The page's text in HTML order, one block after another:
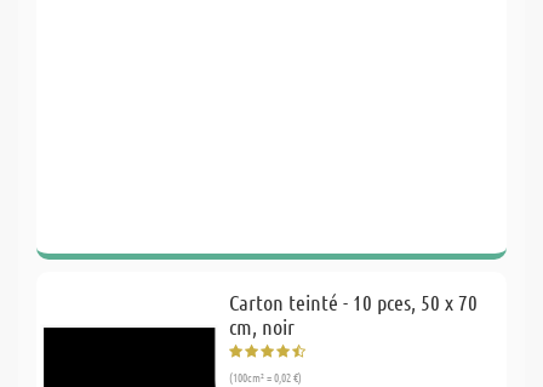
Carton teinté - 10 pces, 50 x 70
cm, noir
(100cm² = 0,02 €)